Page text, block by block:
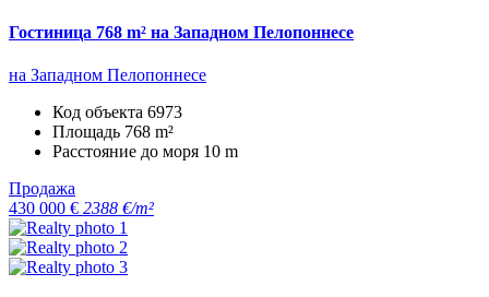
Гостиница 768 m² на Западном Пелопоннесе
на Западном Пелопоннесе
Код объекта 6973
Площадь 768 m²
Расстояние до моря 10 m
Продажа
430 000 € 2388 €/m²